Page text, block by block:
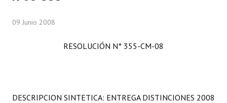
Comisiones Especiales
09 Junio 2008
RESOLUCIÓN N° 355-CM-08
DESCRIPCION SINTETICA: ENTREGA DISTINCIONES 2008